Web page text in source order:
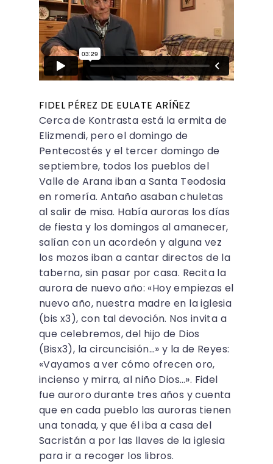
FIDEL PÉREZ DE EULATE ARÍÑEZ
Cerca de Kontrasta está la ermita de
Elizmendi, pero el domingo de
Pentecostés y el tercer domingo de
septiembre, todos los pueblos del
Valle de Arana iban a Santa Teodosia
en romería. Antaño asaban chuletas
al salir de misa. Había auroras los días
de fiesta y los domingos al amanecer,
salían con un acordeón y alguna vez
los mozos iban a cantar directos de la
taberna, sin pasar por casa. Recita la
aurora de nuevo año: «Hoy empiezas el
nuevo año, nuestra madre en la iglesia
(bis x3), con tal devoción. Nos invita a
que celebremos, del hijo de Dios
(Bisx3), la circuncisión…» y la de Reyes:
«Vayamos a ver cómo ofrecen oro,
incienso y mirra, al niño Dios…». Fidel
fue auroro durante tres años y cuenta
que en cada pueblo las auroras tienen
una tonada, y que él iba a casa del
Sacristán a por las llaves de la iglesia
para ir a recoger los libros.